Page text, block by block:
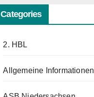
Categories
2. HBL
Allgemeine Informationen